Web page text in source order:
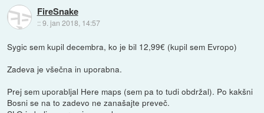
FireSnake
::9. jan 2018, 14:57
Sygic sem kupil decembra, ko je bil 12,99€ (kupil sem Evropo)
Zadeva je všečna in uporabna.
Prej sem uporabljal Here maps (sem pa to tudi obdržal). Po kakšni
Bosni se na to zadevo ne zanašajte preveč.